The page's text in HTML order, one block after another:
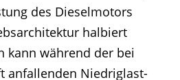
des Dieselmotors
halbiert
kann während der bei
anfallenden Niedriglast-